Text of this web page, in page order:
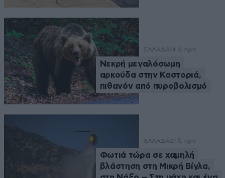
ΕΛΛΑΔΑ 14 λ. πριν
Νεκρή μεγαλόσωμη
αρκούδα στην Καστοριά,
πιθανόν από πυροβολισμό
ΕΛΛΑΔΑ21 λ. πριν
Φωτιά τώρα σε χαμηλή
βλάστηση στη Μικρή Βίγλα,